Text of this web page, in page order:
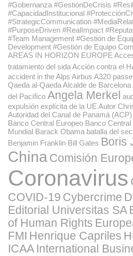
#Gobernanza #GestiónDeCrisis
#CapacidadInstitucional
#StrategicCommunication
#PurposeDriven #RealImpact
#Team Management #Gestión de
Development #Gestión de Equipo
AREAS IN HORIZON EUROPE
tratamiento del sidaAcción contra el
accident in the Alps Airbus A320
Qaeda al-QaedaAlcalde de Barcelona
del Pacífico Angela Merkel
expulsión explícita de la UE Autor
Autoridad del Canal de Panamá (ACP)
Banco Central Europeo Banco
Mundial Barack Obama batalla del
Benjamin Franklin Bill Gates Boris
China Comisión
Coronavirus
COVID-19 Cybercrime
Editorial Universitas SA
of Human Rights
FMI Henrique Capriles
ICAA International